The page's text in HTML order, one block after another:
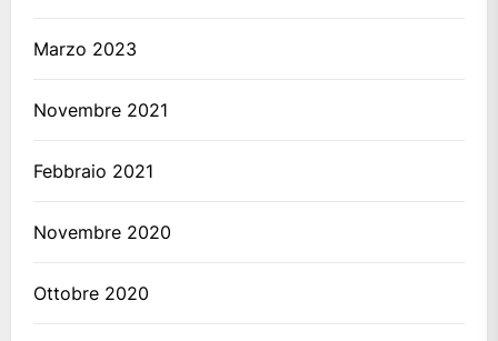
Marzo 2023
Novembre 2021
Febbraio 2021
Novembre 2020
Ottobre 2020